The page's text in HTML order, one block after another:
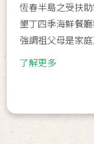
恆春半島之受扶
墾丁四季海鮮餐
強調祖父母是家
了解更多